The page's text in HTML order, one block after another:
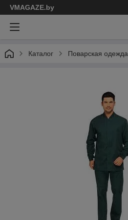
VMAGAZE.by
Каталог Поварская одежда